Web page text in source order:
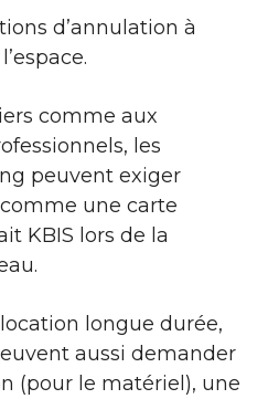
d’annulation à
comme aux
les
peuvent exiger
une carte
KBIS lors de la
longue durée,
aussi demander
(pour le matériel), une